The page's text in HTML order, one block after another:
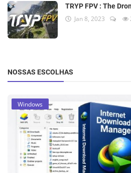
TRYP FPV : The
Jan 8, 2023
NOSSAS ESCOLHAS
Windows